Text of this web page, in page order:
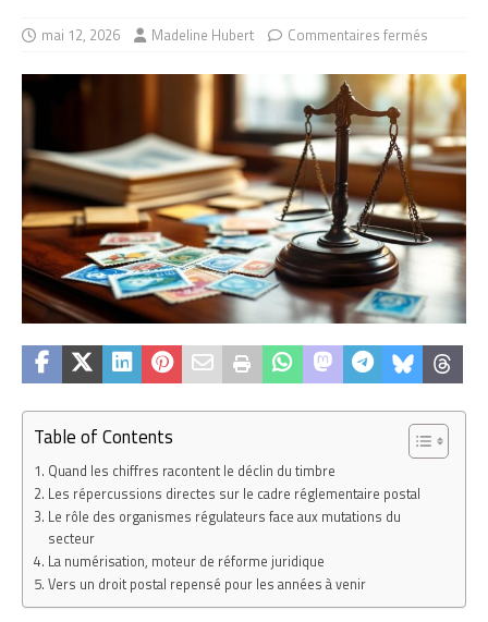
mai 12, 2026 Madeline Hubert Commentaires fermés
Table of Contents
Quand les chiffres racontent le déclin du timbre
Les répercussions directes sur le cadre réglementaire postal
Le rôle des organismes régulateurs face aux mutations du
secteur
La numérisation, moteur de réforme juridique
Vers un droit postal repensé pour les années à venir